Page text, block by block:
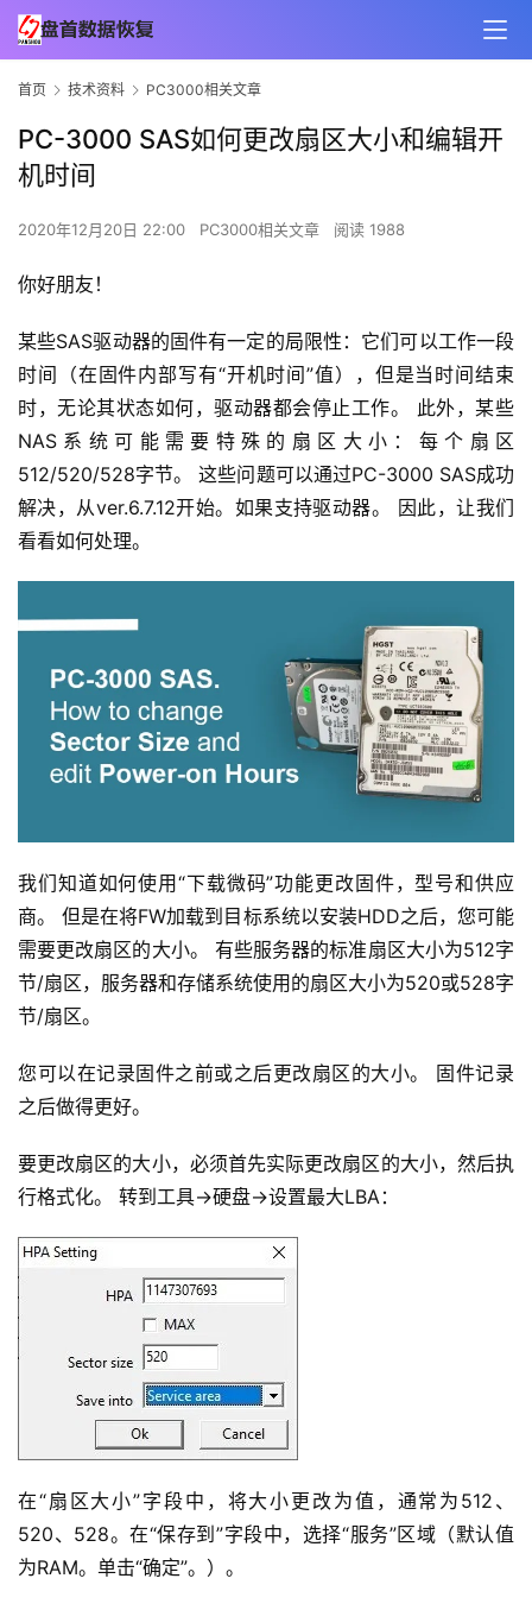
首页 技术资料 PC3000相关文章
PC-3000 SAS如何更改扇区大小和编辑开
机时间
2020年12月20日 22:00 PC3000相关文章 阅读 1988
你好朋友！
某些SAS驱动器的固件有一定的局限性：它们可以工作一段
时间（在固件内部写有“开机时间”值），但是当时间结束
时，无论其状态如何，驱动器都会停止工作。 此外，某些
NAS系统可能需要特殊的扇区大小：每个扇区
512/520/528字节。 这些问题可以通过PC-3000 SAS成功
解决，从ver.6.7.12开始。如果支持驱动器。 因此，让我们
看看如何处理。
我们知道如何使用“下载微码”功能更改固件，型号和供应
商。 但是在将FW加载到目标系统以安装HDD之后，您可能
需要更改扇区的大小。 有些服务器的标准扇区大小为512字
节/扇区，服务器和存储系统使用的扇区大小为520或528字
节/扇区。
您可以在记录固件之前或之后更改扇区的大小。 固件记录
之后做得更好。
要更改扇区的大小，必须首先实际更改扇区的大小，然后执
行格式化。 转到工具->硬盘->设置最大LBA：
在“扇区大小”字段中，将大小更改为值，通常为512、
520、528。在“保存到”字段中，选择“服务”区域（默认值
为RAM。单击“确定”。）。